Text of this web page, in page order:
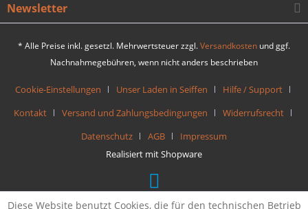
Newsletter
* Alle Preise inkl. gesetzl. Mehrwertsteuer zzgl.Versandkosten und ggf.
Nachnahmegebühren, wenn nicht anders beschrieben
Cookie-Einstellungen Unser Laden in Seiffen
Hilfe / Support
Kontakt
Versand und Zahlungsbedingungen
Widerrufsrecht
Datenschutz
AGB
Impressum
Realisiert mit Shopware
Diese Website benutzt Cookies, die für den technischen Betrieb